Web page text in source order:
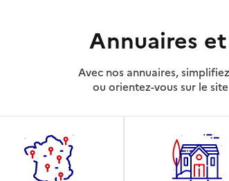
Annuaires
Avec nos annuaires,
ou orientez-vous sur le